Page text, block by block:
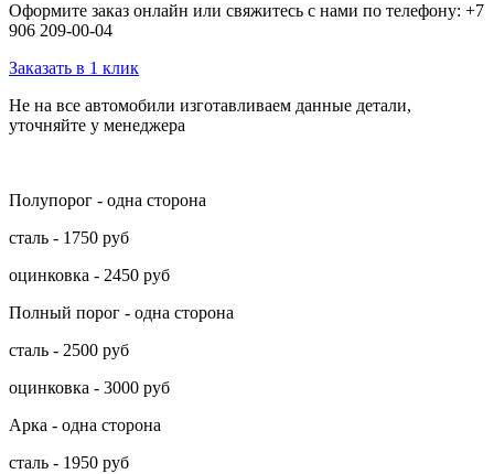
Оформите заказ онлайн или свяжитесь с нами по телефону: +7
906 209-00-04
Заказать в 1 клик
Не на все автомобили изготавливаем данные детали,
уточняйте у менеджера
Полупорог - одна сторона
сталь - 1750 руб
оцинковка - 2450 руб
Полный порог - одна сторона
сталь - 2500 руб
оцинковка - 3000 руб
Арка - одна сторона
сталь - 1950 руб